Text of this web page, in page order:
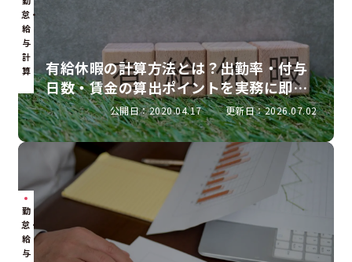
怠・
給
与
計
算
有給休暇の計算方法とは？出勤率・付与
日数・賃金の算出ポイントを実務に即し
て解説
公開日：2020.04.17 更新日：2026.07.02
勤
怠・
給
与